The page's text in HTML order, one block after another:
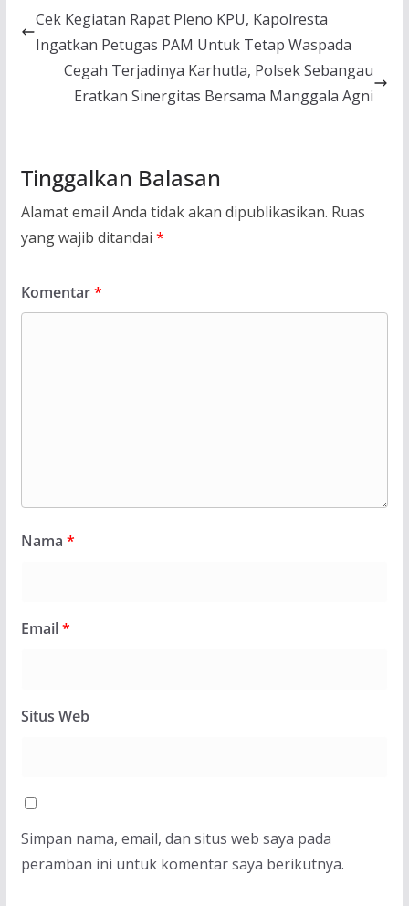
Cek Kegiatan Rapat Pleno KPU, Kapolresta
Ingatkan Petugas PAM Untuk Tetap Waspada
Cegah Terjadinya Karhutla, Polsek Sebangau
Eratkan Sinergitas Bersama Manggala Agni
Tinggalkan Balasan
Alamat email Anda tidak akan dipublikasikan. Ruas
yang wajib ditandai *
Komentar*
Nama *
Email*
Situs Web
Simpan nama, email, dan situs web saya pada
peramban ini untuk komentar saya berikutnya.